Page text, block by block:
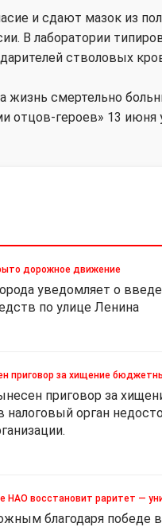
и сдают мазок из
В лаборатории
стволовых
жизнь смертельно
отцов-героев» 13 июня
дорожное движение
уведомляет о
по улице Ленина
приговор за хищение
приговор за
налоговый орган
НАО восстановит раритет —
благодаря победе